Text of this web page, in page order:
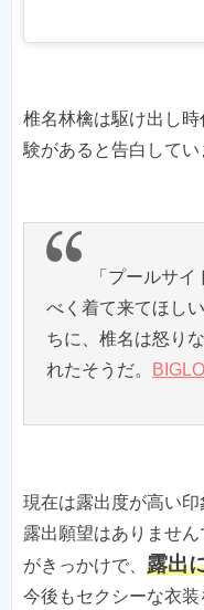
椎名林檎は駆け出し
験があると告白してい
「プールサ
べく着て来てほし
ちに、椎名は怒り
れたそうだ。
現在は露出度が高い
露出願望はありませ
がきっかけで、 露出
今後もセクシーな衣装